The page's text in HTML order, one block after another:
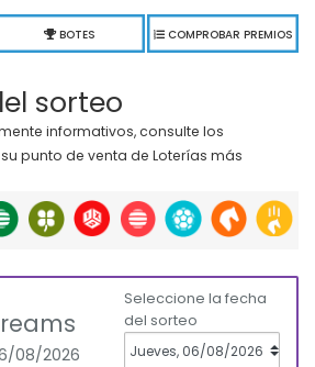
BOTES COMPROBAR PREMIOS
sorteo
informativos, consulte los
punto de venta de Loterías más
08/2026
Seleccione la fecha
del sorteo